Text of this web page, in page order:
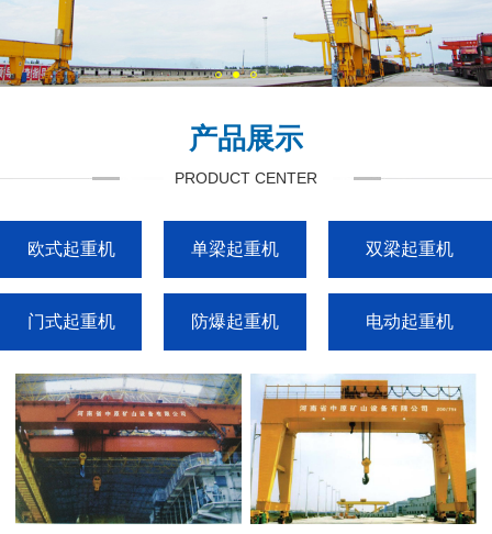
产品展示
PRODUCT CENTER
欧式起重机 单梁起重机 双梁起重机
门式起重机 防爆起重机 电动起重机